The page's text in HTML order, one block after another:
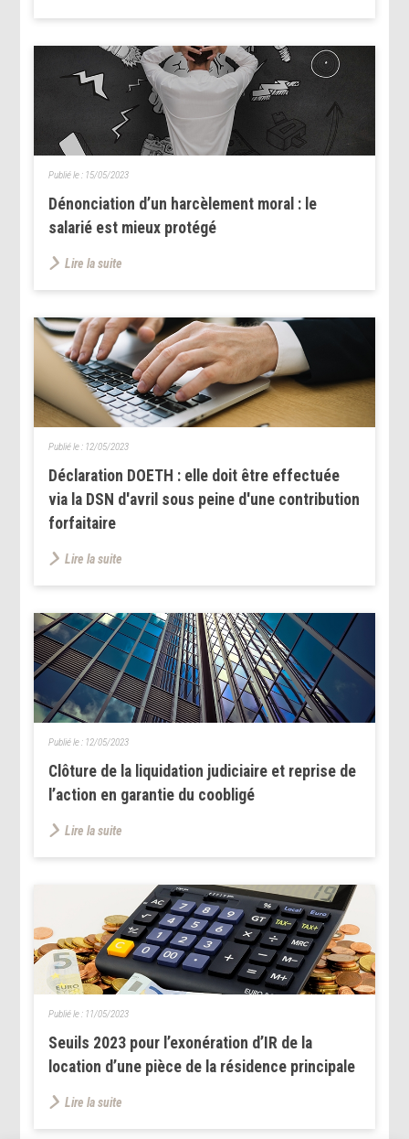
Dénonciation d’un harcèlement moral : le
salarié est mieux protégé
Publié le : 15/05/2023
Lire la suite
Déclaration DOETH : elle doit être effectuée
via la DSN d'avril sous peine d'une contribution
forfaitaire
Publié le : 12/05/2023
Lire la suite
Clôture de la liquidation judiciaire et reprise de
l’action en garantie du coobligé
Publié le : 12/05/2023
Lire la suite
Seuils 2023 pour l’exonération d’IR de la
location d’une pièce de la résidence principale
Publié le : 11/05/2023
Lire la suite